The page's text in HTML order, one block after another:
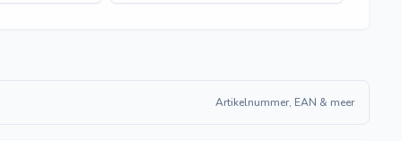
Artikelnummer, EAN & meer